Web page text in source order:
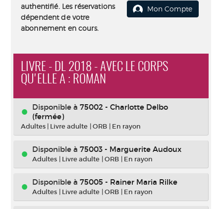
authentifié. Les réservations
dépendent de votre
abonnement en cours.
Mon Compte
LIVRE - DL 2018 - AVEC LE CORPS
QU'ELLE A : ROMAN
Disponible à 75002 - Charlotte Delbo
(fermée)
Adultes | Livre adulte |ORB | En rayon
Disponible à 75003 - Marguerite Audoux
Adultes | Livre adulte |ORB | En rayon
Disponible à 75005 - Rainer Maria Rilke
Adultes | Livre adulte |ORB | En rayon